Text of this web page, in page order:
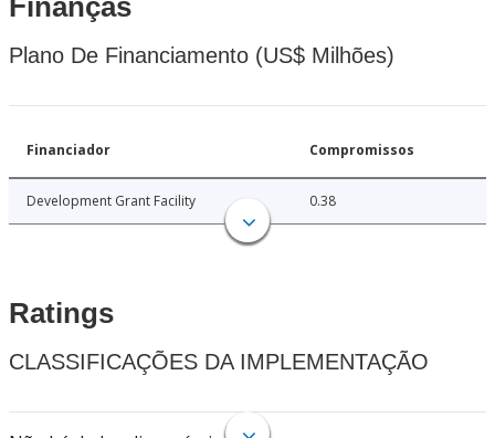
Finanças
Plano De Financiamento (US$ Milhões)
Financiador Compromissos
Development Grant Facility 0.38
Ratings
CLASSIFICAÇÕES DA IMPLEMENTAÇÃO